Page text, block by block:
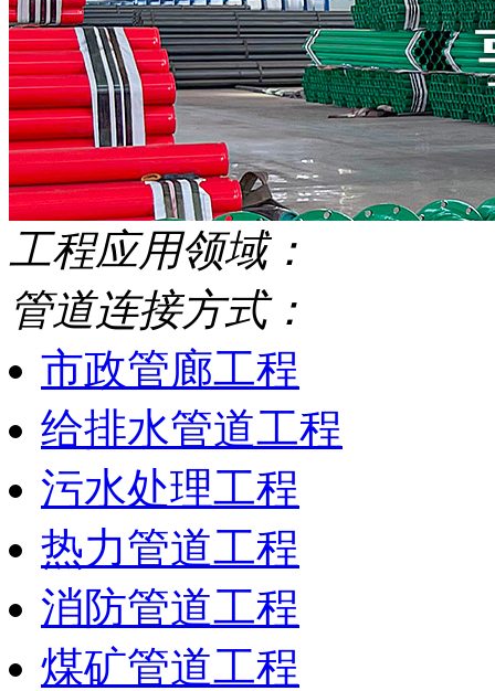
工程应用领域：
管道连接方式：
市政管廊工程
给排水管道工程
污水处理工程
热力管道工程
消防管道工程
煤矿管道工程